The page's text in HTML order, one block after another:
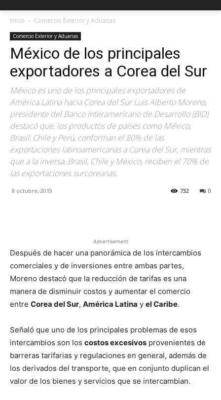
Inicio Comercio Exterior y Aduanas
Comercio Exterior y Aduanas
México de los principales
exportadores a Corea del Sur
México es uno de los principales exportadores de
América Latina hacia Corea del Sur Luis Alberto Moreno,
presidente del Banco Interamericano de Desarrollo (BID)
destacó que, los productos de países como México,
Brasil, Chile y Perú, conforman el 80% de las
exportaciones latinoamericanas a Corea del Sur, mientras
que a la inversa, Brasil, Chile y México, reciben el 70% de
las exportaciones surcoreanas.
8 octubre, 2019 0
732
Advertisement
Después de hacer una panorámica de los intercambios
comerciales y de inversiones entre ambas partes,
Moreno destacó que la reducción de tarifas es una
manera de disminuir costos y aumentar el comercio
entre Corea del Sur, América Latina y el Caribe.
Señaló que uno de los principales problemas de esos
intercambios son los costos excesivos provenientes de
barreras tarifarias y regulaciones en general, además de
los derivados del transporte, que en conjunto duplican el
valor de los bienes y servicios que se intercambian.